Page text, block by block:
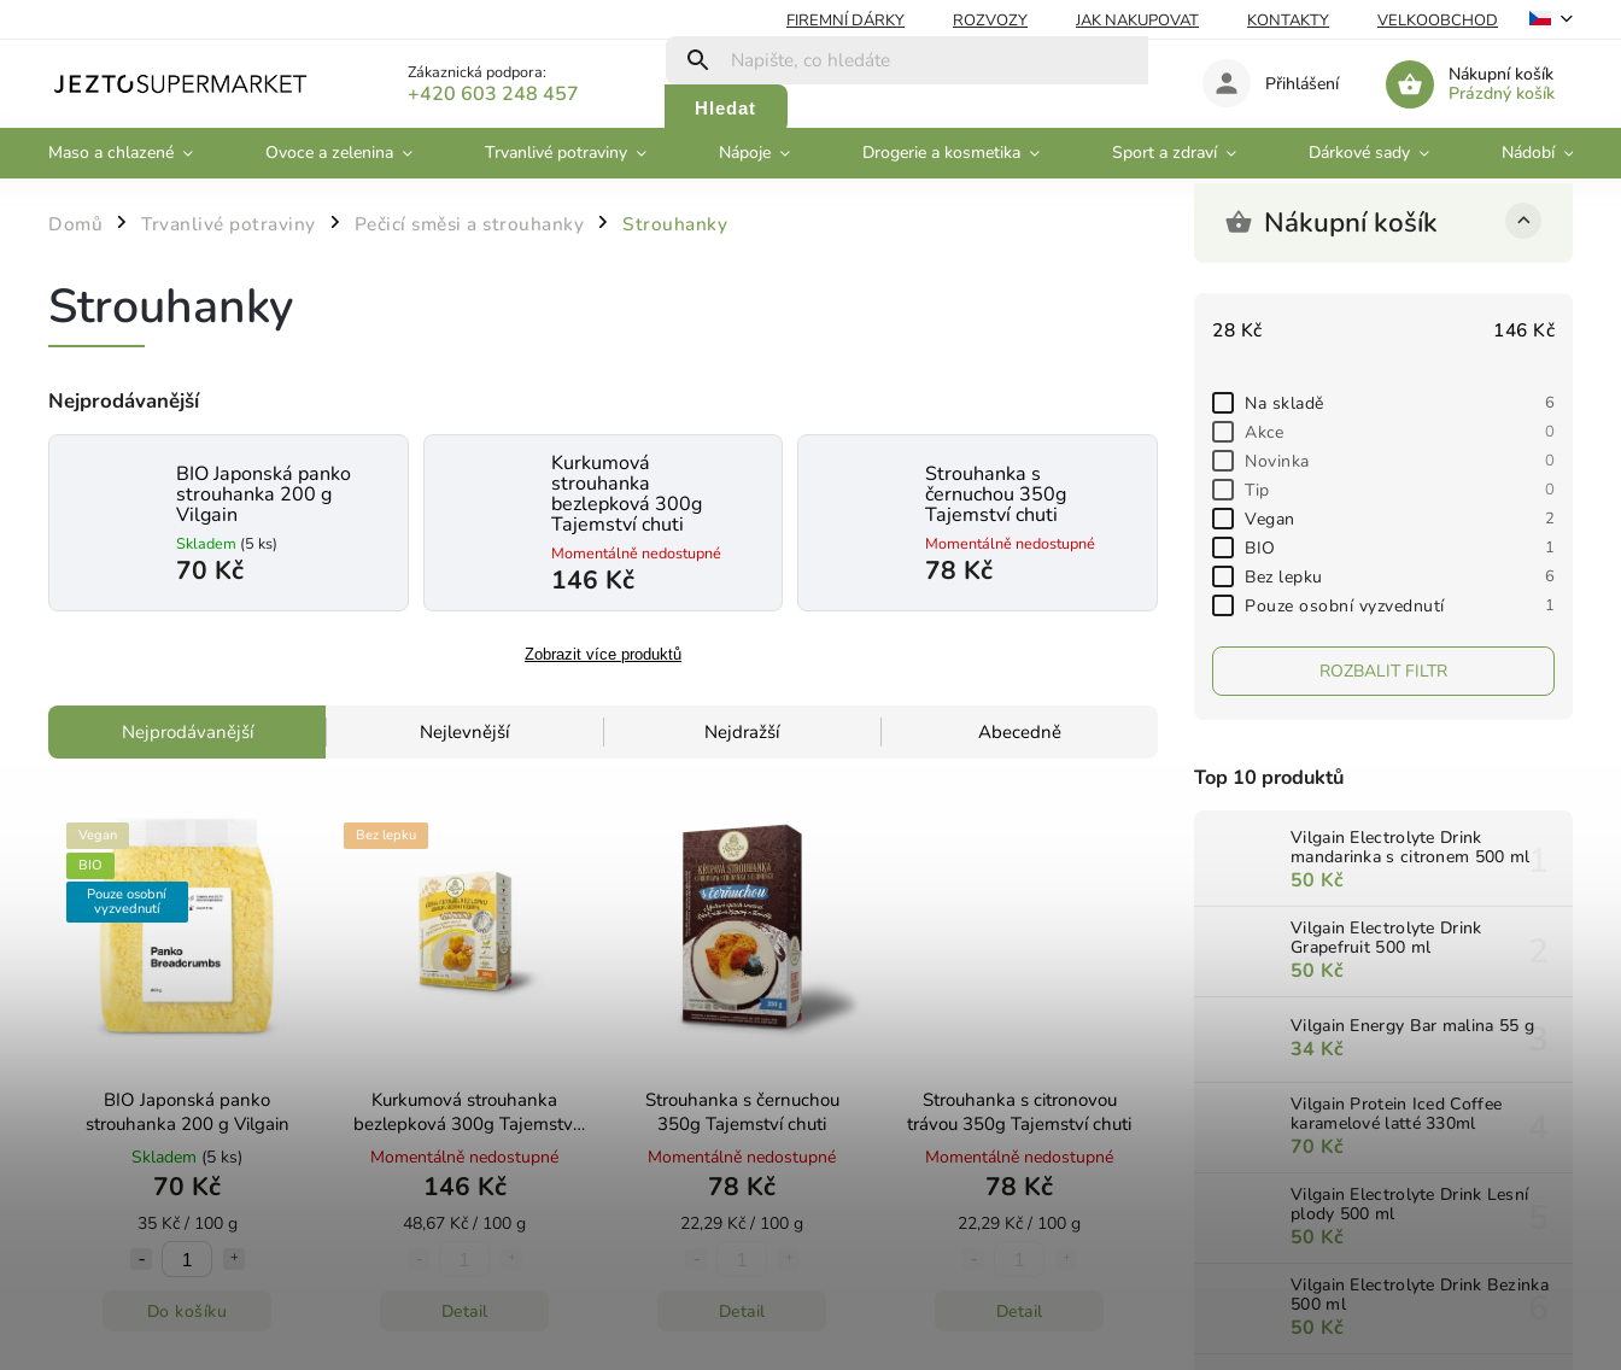
FIREMNÍ DÁRKY ROZVOZY JAK NAKUPOVAT KONTAKTY VELKOOBCHOD
Zákaznická podpora:
+420 603 248 457
Hledat
Nákupní košík
Prázdný košík
Přihlášení
Maso a chlazené Ovoce a zelenina Trvanlivé potraviny Nápoje Drogerie a kosmetika Sport a zdraví Dárkové sady Nádobí
Domů / Trvanlivé potraviny / Pečicí směsi a strouhanky / Strouhanky Nákupní košík
28 Kč 146 Kč
Na skladě 6
Akce 0
Novinka 0
Tip 0
Vegan 2
BIO 1
Bez lepku 6
Pouze osobní vyzvednutí 1
ROZBALIT FILTR
Top 10 produktů
Vilgain Electrolyte Drink
mandarinka s citronem 500 ml
50 Kč
Vilgain Electrolyte Drink
Grapefruit 500 ml
50 Kč
Vilgain Energy Bar malina 55 g
34 Kč
Vilgain Protein Iced Coffee
karamelové latté 330ml
70 Kč
Vilgain Electrolyte Drink Lesní
plody 500 ml
50 Kč
Vilgain Electrolyte Drink Bezinka
500 ml
50 Kč
Strouhanky
Nejprodávanější
BIO Japonská panko
strouhanka 200 g
Vilgain
Skladem (5 ks)
70 Kč
Kurkumová
strouhanka
bezlepková 300g
Tajemství chuti
Momentálně nedostupné
146 Kč
Strouhanka s
černuchou 350g
Tajemství chuti
Momentálně nedostupné
78 Kč
Zobrazit více produktů
Nejprodávanější Nejlevnější Nejdražší Abecedně
Vegan
BIO
Pouze osobní
vyzvednutí
BIO Japonská panko
strouhanka 200 g Vilgain
Skladem (5 ks)
70 Kč
35 Kč / 100 g
Do košíku
Bez lepku
Kurkumová strouhanka
bezlepková 300g Tajemství
chuti
Momentálně nedostupné
146 Kč
48,67 Kč / 100 g
Detail
Strouhanka s černuchou
350g Tajemství chuti
Momentálně nedostupné
78 Kč
22,29 Kč / 100 g
Detail
Strouhanka s citronovou
trávou 350g Tajemství chuti
Momentálně nedostupné
78 Kč
22,29 Kč / 100 g
Detail